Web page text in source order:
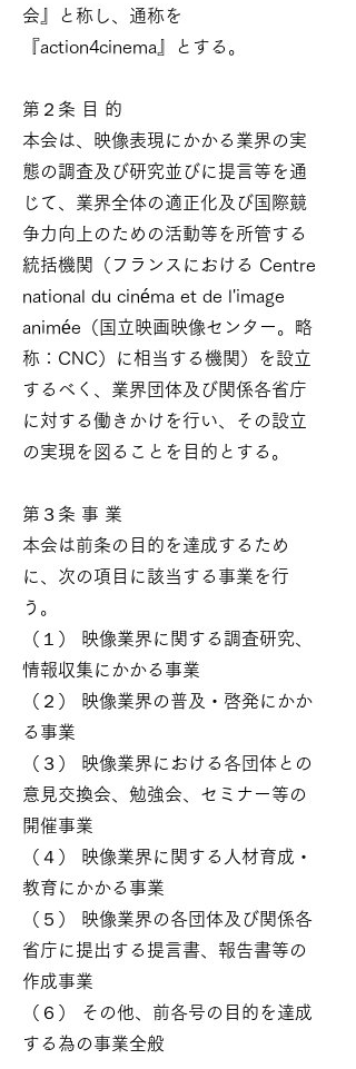
会』と称し、通称を
『action4cinema』とする。
第２条 目 的
本会は、映像表現にかかる業界の実
態の調査及び研究並びに提言等を通
じて、業界全体の適正化及び国際競
争力向上のための活動等を所管する
統括機関（フランスにおける Centre
national du cinéma et de l'image
animée（国立映画映像センター。略
称：CNC）に相当する機関）を設立
するべく、業界団体及び関係各省庁
に対する働きかけを行い、その設立
の実現を図ることを目的とする。
第３条 事 業
本会は前条の目的を達成するため
に、次の項目に該当する事業を行
う。
（１） 映像業界に関する調査研究、
情報収集にかかる事業
（２） 映像業界の普及・啓発にかか
る事業
（３） 映像業界における各団体との
意見交換会、勉強会、セミナー等の
開催事業
（４） 映像業界に関する人材育成・
教育にかかる事業
（５） 映像業界の各団体及び関係各
省庁に提出する提言書、報告書等の
作成事業
（６） その他、前各号の目的を達成
する為の事業全般